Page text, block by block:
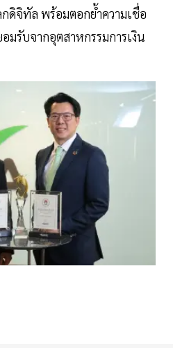
ดิจิทัล พร้อมตอกย้ำความเชื่อ
รับจากอุตสาหกรรมการเงิน